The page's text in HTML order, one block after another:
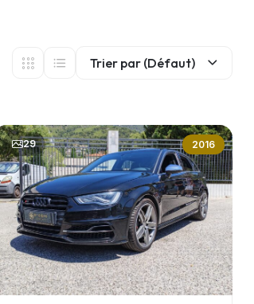
Trier par (Défaut)
29 2016